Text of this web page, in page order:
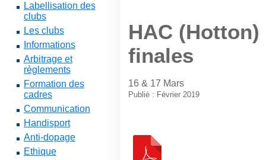
Labellisation des
clubs
Les clubs
Informations
Arbitrage et
règlements
Formation des
cadres
Communication
Handisport
Anti-dopage
Ethique
HAC
finales
16 & 17 Mars
Publié : Février 2019